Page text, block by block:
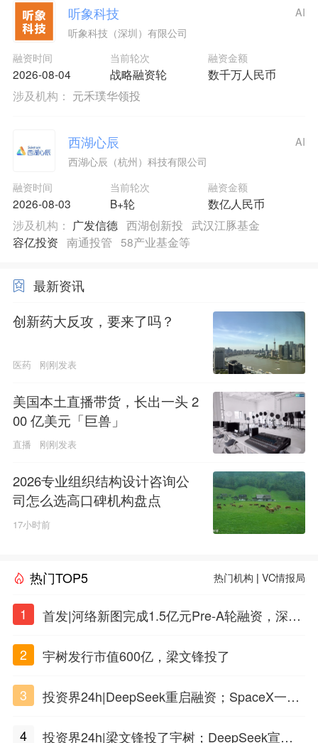
听象科技
听象科技（深圳）有限公司
融资时间
2026-08-04
当前轮次
战略融资轮
融资金额
数千万人民币
AI
涉及机构： 元禾璞华领投
西湖心辰
西湖心辰（杭州）科技有限公司
融资时间
2026-08-03
当前轮次
B+轮
融资金额
数亿人民币
AI
涉及机构： 广发信德 西湖创新投 武汉江豚基金
容亿投资 南通投管 58产业基金等
最新资讯
创新药大反攻，要来了吗？
医药 刚刚发表
美国本土直播带货，长出一头 2
00 亿美元「巨兽」
直播 刚刚发表
2026专业组织结构设计咨询公
司怎么选高口碑机构盘点
17小时前
热门TOP5 热门机构 |VC情报局
1
首发|河络新图完成1.5亿元Pre-A轮融资，深耕i
2
宇树发行市值600亿，梁文锋投了
3
投资界24h|DeepSeek重启融资；SpaceX一夜
4
投资界24h|梁文锋投了宇树；DeepSeek宣布